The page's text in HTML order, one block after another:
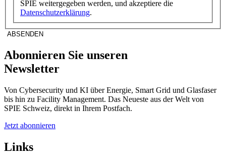
SPIE weitergegeben werden, und akzeptiere die
Datenschutzerklärung.
ABSENDEN
Abonnieren Sie unseren
Newsletter
Von Cybersecurity und KI über Energie, Smart Grid und Glasfaser
bis hin zu Facility Management. Das Neueste aus der Welt von
SPIE Schweiz, direkt in Ihrem Postfach.
Jetzt abonnieren
Links